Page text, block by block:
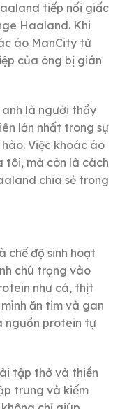
tiếp nối giấc
Haaland. Khi
áo ManCity từ
của ông bị gián
là người thầy
lớn nhất trong sự
Việc khoác áo
tôi, mà còn là cách
chia sẻ trong
chế độ sinh hoạt
chú trọng vào
như cá, thịt
ăn tim và gan
nguồn protein tự
tập thở và thiền
trung và kiểm